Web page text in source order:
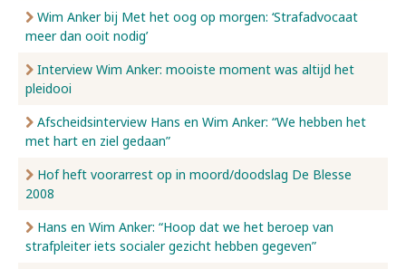
Wim Anker bij Met het oog op morgen: ‘Strafadvocaat
meer dan ooit nodig’
Interview Wim Anker: mooiste moment was altijd het
pleidooi
Afscheidsinterview Hans en Wim Anker: “We hebben het
met hart en ziel gedaan”
Hof heft voorarrest op in moord/doodslag De Blesse
2008
Hans en Wim Anker: “Hoop dat we het beroep van
strafpleiter iets socialer gezicht hebben gegeven”